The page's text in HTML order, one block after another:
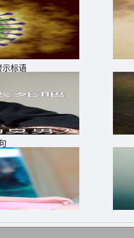
你该是一棵果树，春华秋实，年
己活得轻松许多，也更容易找到
心
痛。最难开口的事就是，初次的
示标语